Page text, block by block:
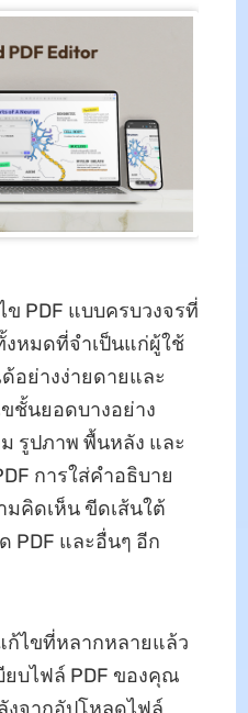
ข PDF แบบครบวงจรที่
หมดที่จําเป็นแก่ผู้ใช้
อย่างง่ายดายและ
ชั้นยอดบางอย่าง
รูปภาพ พื้นหลัง และ
การใส่คําอธิบาย
มคิดเห็น ขีดเส้นใต้
PDF และอื่นๆ อีก
ไขที่หลากหลายแล้ว
ยบไฟล์ PDF ของคุณ